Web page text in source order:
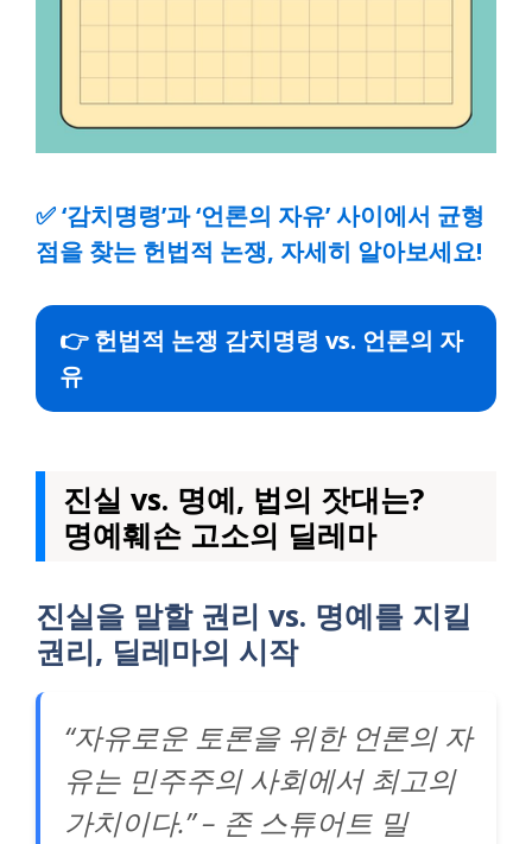
✅‘감치명령’과 ‘언론의 자유’ 사이에서 균형
점을 찾는 헌법적 논쟁, 자세히 알아보세요!
👉 헌법적 논쟁 감치명령 vs. 언론의 자
유
진실 vs. 명예, 법의 잣대는?
명예훼손 고소의 딜레마
진실을 말할 권리 vs. 명예를 지킬
권리, 딜레마의 시작
“자유로운 토론을 위한 언론의 자
유는 민주주의 사회에서 최고의
가치이다.” – 존 스튜어트 밀